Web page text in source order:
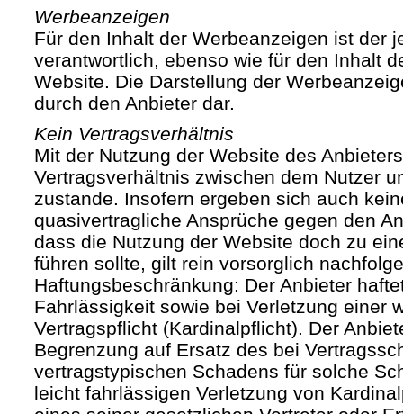
Werbeanzeigen
Für den Inhalt der Werbeanzeigen ist der
verantwortlich, ebenso wie für den Inhalt
Website. Die Darstellung der
durch den Anbieter dar.
Kein Vertragsverhältnis
Mit der Nutzung der Website des
Vertragsverhältnis zwischen dem Nutzer
zustande. Insofern ergeben sich auch
quasivertragliche Ansprüche gegen den
dass die Nutzung der Website doch zu
führen sollte, gilt rein vorsorglich
Haftungsbeschränkung: Der Anbieter
Fahrlässigkeit sowie bei Verletzung einer
Vertragspflicht (Kardinalpflicht). Der
Begrenzung auf Ersatz des bei
vertragstypischen Schadens für solche
leicht fahrlässigen Verletzung von